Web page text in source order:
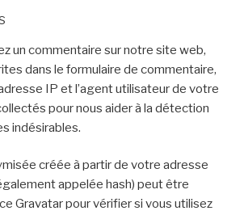
un commentaire sur notre site web,
dans le formulaire de commentaire,
IP et l’agent utilisateur de votre
pour nous aider à la détection
indésirables.
créée à partir de votre adresse
appelée hash) peut être
Gravatar pour vérifier si vous utilisez